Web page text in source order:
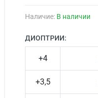
Наличие: В наличии
ДИОПТРИИ:
+4
+3,5